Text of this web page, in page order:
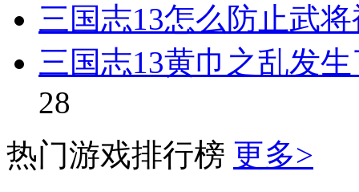
三国志13怎么防止武
三国志13黄巾之乱发
28
热门游戏排行榜 更多>